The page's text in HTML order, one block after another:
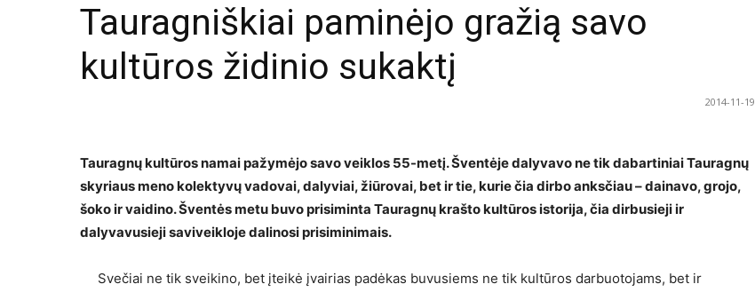
Tauragniškiai paminėjo gražią savo
kultūros židinio sukaktį
2014-11-19
Tauragnų kultūros namai pažymėjo savo veiklos 55-metį. Šventėje dalyvavo ne tik dabartiniai Tauragnų
skyriaus meno kolektyvų vadovai, dalyviai, žiūrovai, bet ir tie, kurie čia dirbo anksčiau – dainavo, grojo,
šoko ir vaidino. Šventės metu buvo prisiminta Tauragnų krašto kultūros istorija, čia dirbusieji ir
dalyvavusieji saviveikloje dalinosi prisiminimais.
Svečiai ne tik sveikino, bet įteikė įvairias padėkas buvusiems ne tik kultūros darbuotojams, bet ir